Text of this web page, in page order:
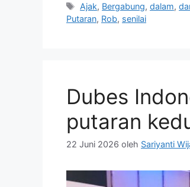
Tag
Ajak, Bergabung,dalam,
Putaran, Rob, senilai
Dubes
putaran
22 Juni 2026 oleh Sariyanti